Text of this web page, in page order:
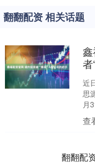
翻翻配资 相关话题
近
思
月
盘
者
查
翻翻配